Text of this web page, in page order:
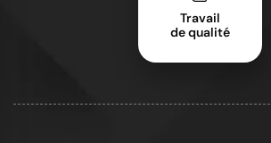
Travail
de qualité